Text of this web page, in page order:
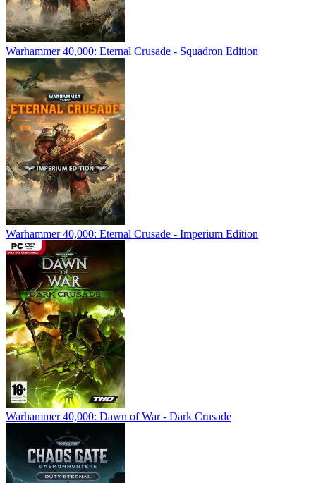
Warhammer 40,000: Eternal Crusade - Squadron Edition
Warhammer 40,000: Eternal Crusade - Imperium Edition
Warhammer 40,000: Dawn of War - Dark Crusade